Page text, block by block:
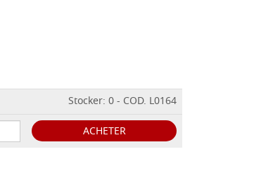
Stocker: 0 - COD. L0164
ACHETER